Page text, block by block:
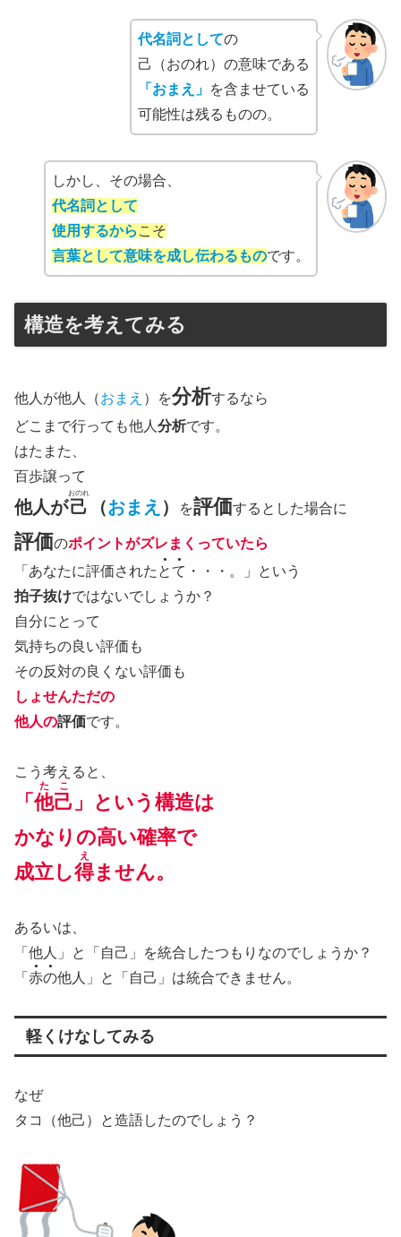
代名詞としての
己（おのれ）の意味である
「おまえ」 を含ませている
可能性は残るものの。
しかし、その場合、
代名詞として
使用するから こそ
言葉として意味を成し伝わるものです。
構造を考えてみる
他人が他人（おまえ ）を分析するなら
どこまで行っても他人 分析です。
はたまた、
百歩譲って
他人が己
おのれ
（おまえ ） を評価するとした場合に
評価のポイントがズレまくっていたら
「あなたに評価された とて
●●
・・・。」という
拍子抜けではないでしょうか？
自分にとって
気持ちの良い評価も
その反対の良くない評価も
しょせんただの
他人の評価です。
こう考えると、
「 他己
たこ
」という構造は
かなりの高い確率で
成立し得
え
ません。
あるいは、
「他人」と「自己」を統合したつもりなのでしょうか？
「 赤の
●●
他人」と「自己」は統合できません。
軽くけなしてみる
なぜ
タコ（他己）と造語したのでしょう？